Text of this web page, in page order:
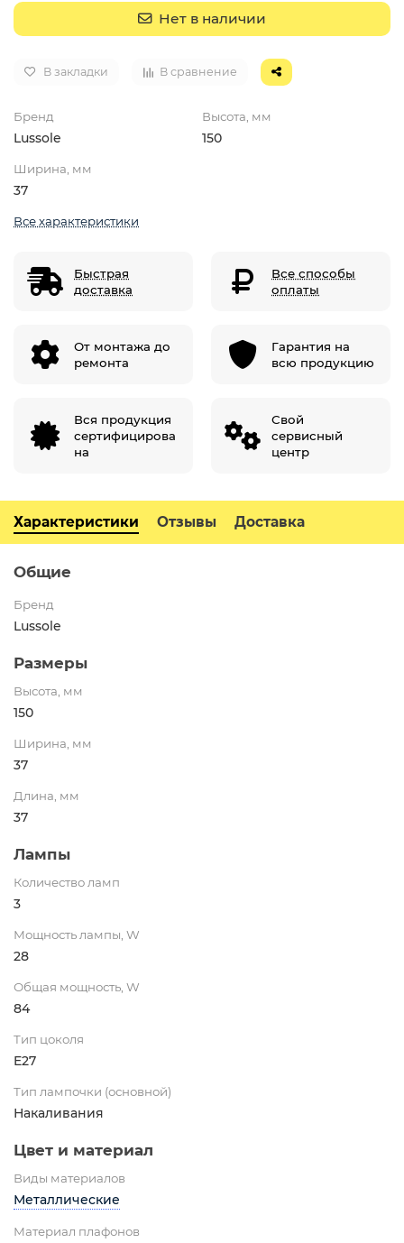
Нет в наличии
В закладки В сравнение
Бренд
Lussole
Высота, мм
150
Ширина, мм
37
Все характеристики
Быстрая
доставка
Все способы
оплаты
От монтажа до
ремонта
Гарантия на
всю продукцию
Вся продукция
сертифицирова
на
Свой
сервисный
центр
Характеристики Отзывы Доставка
Общие
Бренд
Lussole
Размеры
Высота, мм
150
Ширина, мм
37
Длина, мм
37
Лампы
Количество ламп
3
Мощность лампы, W
28
Общая мощность, W
84
Тип цоколя
E27
Тип лампочки (основной)
Накаливания
Цвет и материал
Виды материалов
Металлические
Материал плафонов